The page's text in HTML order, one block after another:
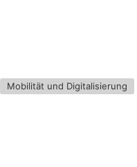
Mobilität und Digitalisierung